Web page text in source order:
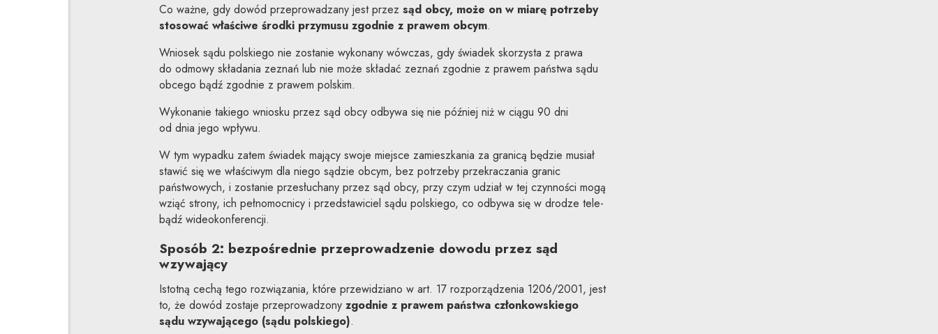
Co ważne, gdy dowód przeprowadzany jest przez sąd obcy, może on w miarę potrzeby
stosować właściwe środki przymusu zgodnie z prawem obcym.
Wniosek sądu polskiego nie zostanie wykonany wówczas, gdy świadek skorzysta z prawa
do odmowy składania zeznań lub nie może składać zeznań zgodnie z prawem państwa sądu
obcego bądź zgodnie z prawem polskim.
Wykonanie takiego wniosku przez sąd obcy odbywa się nie później niż w ciągu 90 dni
od dnia jego wpływu.
W tym wypadku zatem świadek mający swoje miejsce zamieszkania za granicą będzie musiał
stawić się we właściwym dla niego sądzie obcym, bez potrzeby przekraczania granic
państwowych, i zostanie przesłuchany przez sąd obcy, przy czym udział w tej czynności mogą
wziąć strony, ich pełnomocnicy i przedstawiciel sądu polskiego, co odbywa się w drodze tele-
bądź wideokonferencji.
Sposób 2: bezpośrednie przeprowadzenie dowodu przez sąd
wzywający
Istotną cechą tego rozwiązania, które przewidziano w art. 17 rozporządzenia 1206/2001, jest
to, że dowód zostaje przeprowadzony zgodnie z prawem państwa członkowskiego
sądu wzywającego (sądu polskiego).